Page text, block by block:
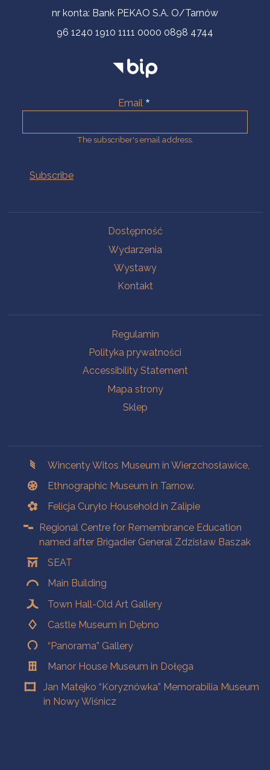
nr konta: Bank PEKAO S.A. O/Tarnów
96 1240 1910 1111 0000 0898 4744
Email
The subscriber's email address.
Dostępność
Wydarzenia
Wystawy
Kontakt
Regulamin
Polityka prywatności
Accessibility Statement
Mapa strony
Sklep
Wincenty Witos Museum in Wierzchosławice,
Ethnographic Museum in Tarnow.
Felicja Curyło Household in Zalipie
Regional Centre for Remembrance Education
named after Brigadier General Zdzisław Baszak
SEAT
Main Building
Town Hall-Old Art Gallery
Castle Museum in Dębno
“Panorama” Gallery
Manor House Museum in Dołęga
Jan Matejko “Koryznówka” Memorabilia Museum
in Nowy Wiśnicz